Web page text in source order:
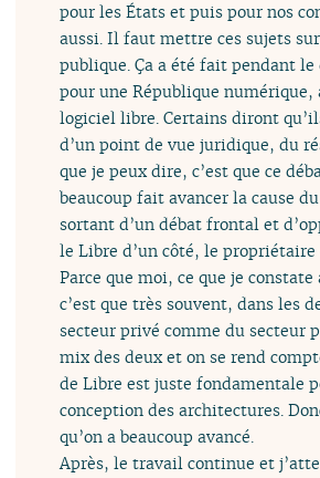
pour les États et puis pour nos
aussi. Il faut mettre ces sujets
publique. Ça a été fait pendant
pour une République numérique,
logiciel libre. Certains diront
d’un point de vue juridique, du
que je peux dire, c’est que ce
beaucoup fait avancer la cause
sortant d’un débat frontal et
le Libre d’un côté, le propriétaire
Parce que moi, ce que je constate
c’est que très souvent, dans les
secteur privé comme du secteur
mix des deux et on se rend
de Libre est juste fondamentale
conception des architectures.
qu’on a beaucoup avancé.
Après, le travail continue et